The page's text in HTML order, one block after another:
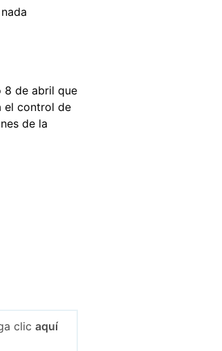
8 de abril que
el control de
de la
clic aquí